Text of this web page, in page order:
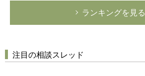
ランキングを見る
注目の相談スレッド